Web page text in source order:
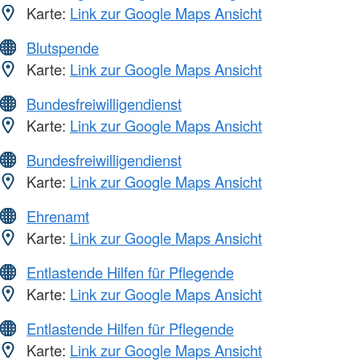
Karte: Link zur Google Maps Ansicht
Blutspende
Karte: Link zur Google Maps Ansicht
Bundesfreiwilligendienst
Karte: Link zur Google Maps Ansicht
Bundesfreiwilligendienst
Karte: Link zur Google Maps Ansicht
Ehrenamt
Karte: Link zur Google Maps Ansicht
Entlastende Hilfen für Pflegende
Karte: Link zur Google Maps Ansicht
Entlastende Hilfen für Pflegende
Karte: Link zur Google Maps Ansicht